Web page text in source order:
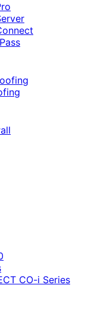
CO-i Series